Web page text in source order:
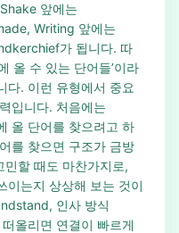
앞에는
Writing 앞에는
가 됩니다. 따
올 수 있는 단어들’이라
다. 이런 유형에서 중요
입니다. 처음에는
올 단어를 찾으려고 하
를 찾으면 구조가 금방
할 때도 마찬가지로,
이는지 상상해 보는 것이
인사 방식
올리면 연결이 빠르게